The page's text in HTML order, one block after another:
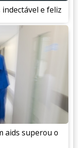
e feliz
aids superou o